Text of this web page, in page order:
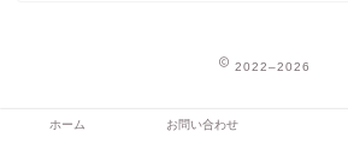
2022–2026
ホーム お問い合わせ